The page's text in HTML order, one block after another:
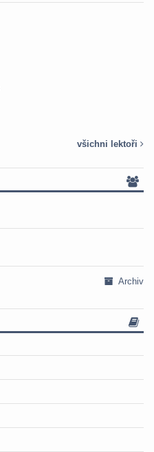
všichni lektoři
Archiv